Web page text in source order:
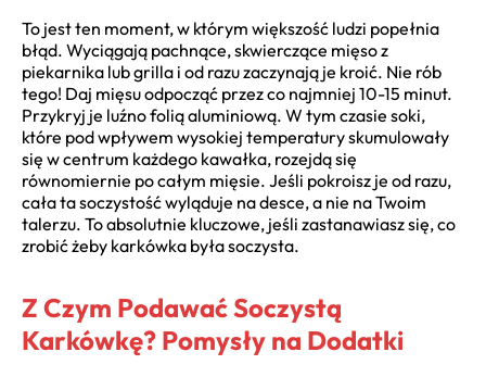
To jest ten moment, w którym większość ludzi popełnia
błąd. Wyciągają pachnące, skwierczące mięso z
piekarnika lub grilla i od razu zaczynają je kroić. Nie rób
tego! Daj mięsu odpocząć przez co najmniej 10-15 minut.
Przykryj je luźno folią aluminiową. W tym czasie soki,
które pod wpływem wysokiej temperatury skumulowały
się w centrum każdego kawałka, rozejdą się
równomiernie po całym mięsie. Jeśli pokroisz je od razu,
cała ta soczystość wyląduje na desce, a nie na Twoim
talerzu. To absolutnie kluczowe, jeśli zastanawiasz się, co
zrobić żeby karkówka była soczysta.
Z Czym Podawać Soczystą
Karkówkę? Pomysły na Dodatki